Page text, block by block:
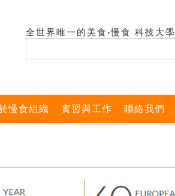
全世界唯一的美食‧慢食 科技大學
慢食組織 實習與工作 聯絡我們